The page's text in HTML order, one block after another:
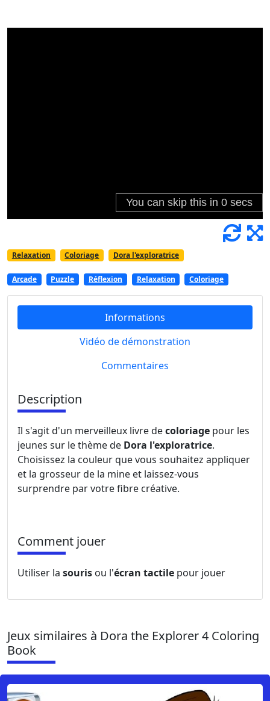
Relaxation Coloriage Dora l'exploratrice
Arcade Puzzle Réflexion Relaxation Coloriage
Informations
Vidéo de démonstration
Commentaires
Description
Il s'agit d'un merveilleux livre decoloriage pour les
jeunes sur le thème de Dora l'exploratrice.
Choisissez la couleur que vous souhaitez appliquer
et la grosseur de la mine et laissez-vous
surprendre par votre fibre créative.
Comment jouer
Utiliser la souris ou l'écran tactile pour jouer
Jeux similaires à Dora the Explorer 4 Coloring
Book